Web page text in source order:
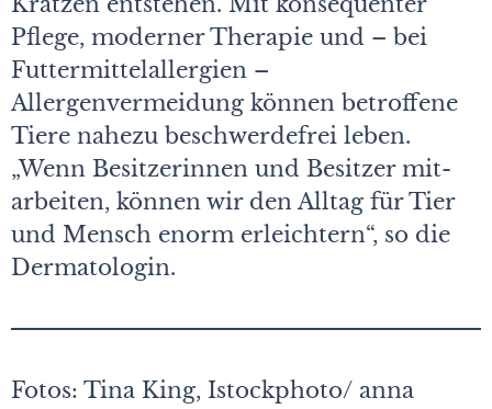
Pflege, moderner Therapie und – bei
Futtermittelallergien –
Allergenvermeidung können betroffene
Tiere nahezu beschwerdefrei leben.
„Wenn Besitzerinnen und Besitzer mit­
arbeiten, können wir den Alltag für Tier
und Mensch enorm erleichtern“, so die
Dermatologin.
Fotos: Tina King, Istockphoto/ anna